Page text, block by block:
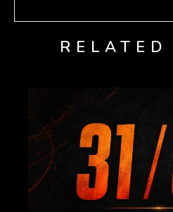
RELATED